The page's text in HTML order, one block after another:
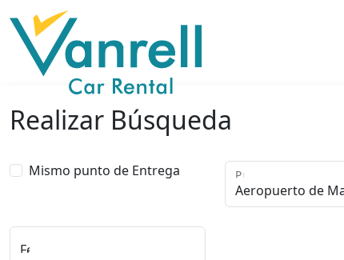
Realizar Búsqueda
Mismo punto de Entrega Punto de Recogida
Fecha y Hora de Entrega